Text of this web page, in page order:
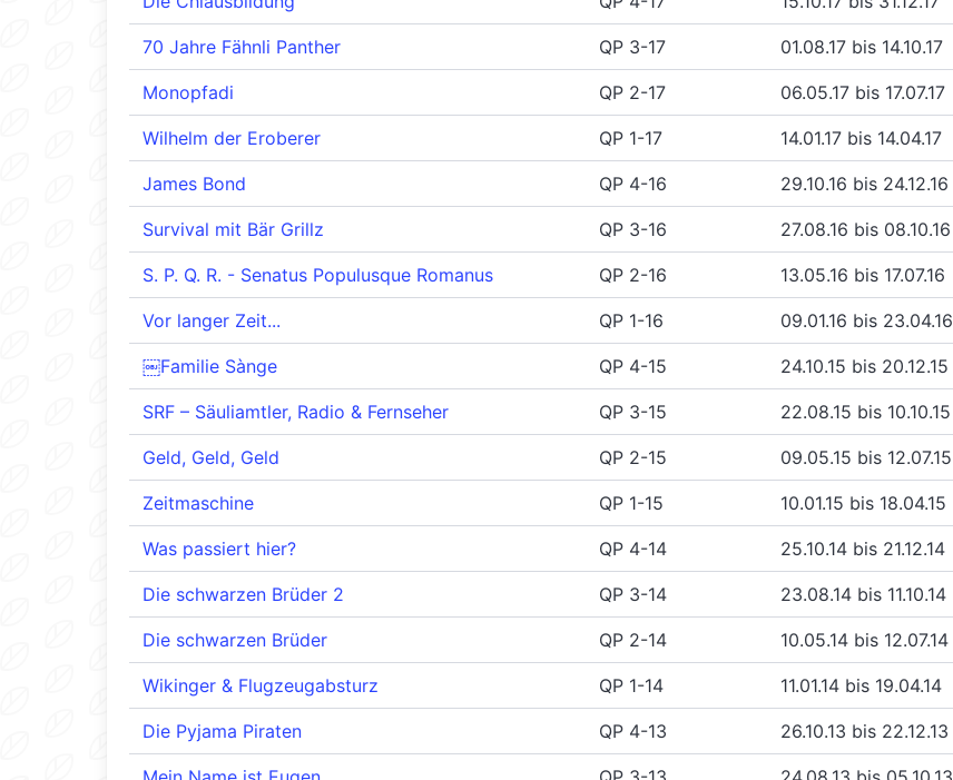
70 Jahre Fähnli Panther QP 3-17 01.08.17 bis 14.10.17
Monopfadi QP 2-17 06.05.17 bis 17.07.17
Wilhelm der Eroberer QP 1-17 14.01.17 bis 14.04.17
James Bond QP 4-16 29.10.16 bis 24.12.16
Survival mit Bär Grillz QP 3-16 27.08.16 bis 08.10.16
S. P. Q. R. - Senatus Populusque Romanus QP 2-16 13.05.16 bis 17.07.16
Vor langer Zeit... QP 1-16 09.01.16 bis 23.04.16
￼Familie Sànge QP 4-15 24.10.15 bis 20.12.15
SRF – Säuliamtler, Radio & Fernseher QP 3-15 22.08.15 bis 10.10.15
Geld, Geld, Geld QP 2-15 09.05.15 bis 12.07.15
Zeitmaschine QP 1-15 10.01.15 bis 18.04.15
Was passiert hier? QP 4-14 25.10.14 bis 21.12.14
Die schwarzen Brüder 2 QP 3-14 23.08.14 bis 11.10.14
Die schwarzen Brüder QP 2-14 10.05.14 bis 12.07.14
Wikinger & Flugzeugabsturz QP 1-14 11.01.14 bis 19.04.14
Die Pyjama Piraten QP 4-13 26.10.13 bis 22.12.13